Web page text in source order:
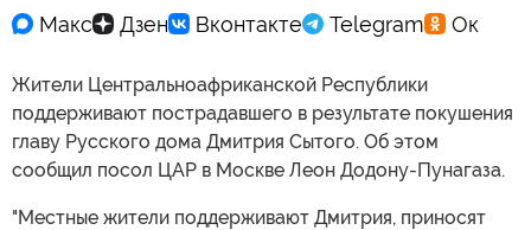
Жители Центральноафриканской Республики
поддерживают пострадавшего в результате покушения
главу Русского дома Дмитрия Сытого. Об этом
сообщил посол ЦАР в Москве Леон Додону-Пунагаза.
"Местные жители поддерживают Дмитрия, приносят